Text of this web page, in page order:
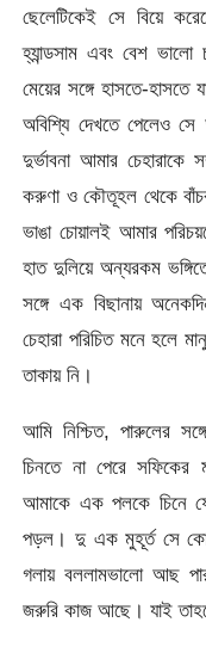
ছেলেটিকেই সে বিয়ে
হ্যান্ডসাম এবং বেশ
মেয়ের সঙ্গে হাসতে-
অবিশ্যি দেখতে পেলেও
দুর্ভাবনা আমার চেহারাকে
করুণা ও কৌতূহল থেকে
ভাঙা চোয়ালই আমার
হাত দুলিয়ে অন্যরকম
সঙ্গে এক বিছানায়
চেহারা পরিচিত মনে হলে
তাকায় নি।
আমি নিশ্চিত, পারুলের
চিনতে না পেরে
আমাকে এক পলকে চিনে
পড়ল। দু এক মুহূর্ত সে
গলায় বললামভালো আছ
জরুরি কাজ আছে। যাই